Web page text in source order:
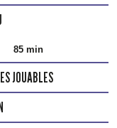
85 min
JOUABLES